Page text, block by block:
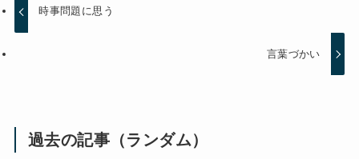
時事問題に思う
言葉づかい
過去の記事（ランダム）